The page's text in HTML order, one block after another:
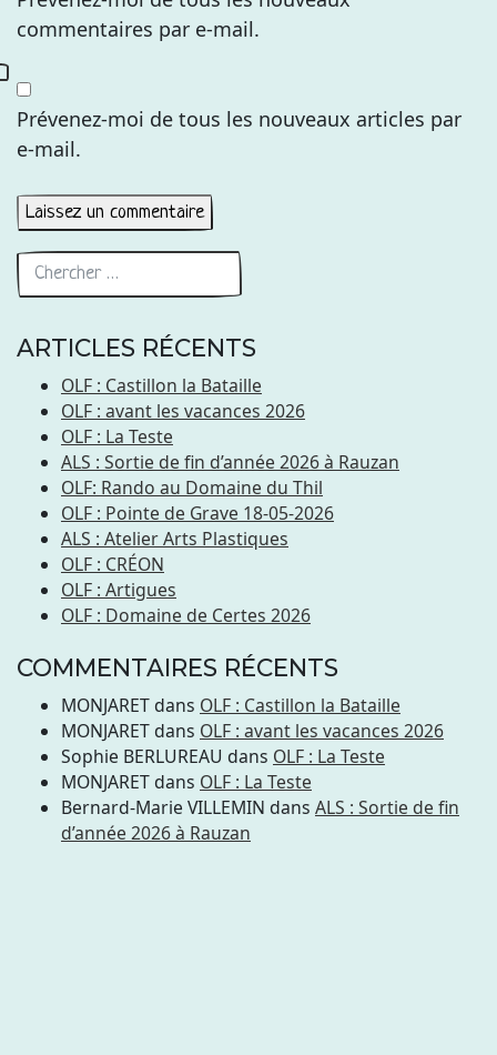
commentaires par e-mail.
Prévenez-moi de tous les nouveaux articles par
e-mail.
ARTICLES RÉCENTS
OLF : Castillon la Bataille
OLF : avant les vacances 2026
OLF : La Teste
ALS : Sortie de fin d’année 2026 à Rauzan
OLF: Rando au Domaine du Thil
OLF : Pointe de Grave 18-05-2026
ALS : Atelier Arts Plastiques
OLF : CRÉON
OLF : Artigues
OLF : Domaine de Certes 2026
COMMENTAIRES RÉCENTS
MONJARETdans OLF : Castillon la Bataille
MONJARETdans OLF : avant les vacances 2026
Sophie BERLUREAU dans OLF : La Teste
MONJARETdans OLF : La Teste
Bernard-Marie VILLEMIN dans ALS : Sortie de fin
d’année 2026 à Rauzan